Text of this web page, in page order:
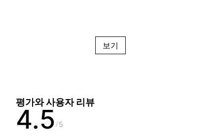
보기
평가와 사용자 리뷰
4.5 5